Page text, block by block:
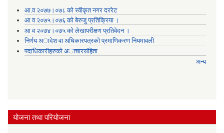
आ.व २०७७।०७८ को स्वीकृत नगर दररेट
आ व २०७५।०७६ को बेरुजु प्रतिक्रिया ।
आ व २०७४।०७५ काे लेखापरीक्षण प्रतिवेदन ।
निर्णय अादेश वा अधिकारपत्रकाे प्रमाणिकरण नियमावली
पदाधिकारीहरुको अाचारसंहिता
अन्य
योजना तथा परियोजना